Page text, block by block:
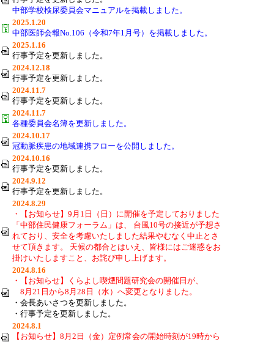
中部学校検尿委員会マニュアルを掲載しました。
2025.1.20
中部医師会報No.106（令和7年1月号）を掲載しました。
2025.1.16
行事予定を更新しました。
2024.12.18
行事予定を更新しました。
2024.11.7
行事予定を更新しました。
2024.11.7
各種委員会名簿を更新しました。
2024.10.17
冠動脈疾患の地域連携フローを公開しました。
2024.10.16
行事予定を更新しました。
2024.9.12
行事予定を更新しました。
2024.8.29
・【お知らせ】9月1日（日）に開催を予定しておりました
「中部住民健康フォーラム」は、 台風10号の接近が予想さ
れており、安全を考慮いたしました結果やむなく中止とさ
せて頂きます。 天候の都合とはいえ、皆様にはご迷惑をお
掛けいたしますこと、お詫び申し上げます。
2024.8.16
・【お知らせ】くらよし喫煙問題研究会の開催日が、
8月21日から8月28日（水）へ変更となりました。
・会長あいさつを更新しました。
・行事予定を更新しました。
2024.8.1
【お知らせ】8月2日（金）定例常会の開始時刻が19時から